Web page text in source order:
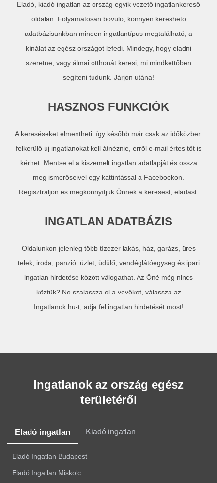
Eladó, kiadó ingatlan az ország egyik vezető ingatlankereső
oldalán. Folyamatosan bővülő, könnyen kereshető
adatbázisunkban minden ingatlantípus megtalálható, a
kínálat az egész országot lefedi. Mindegy, hogy eladni
szeretne, vagy álmai otthonát keresi, mi mindkettőben
segíteni tudunk. Járjon utána!
HASZNOS FUNKCIÓK
A kereséseket elmentheti, így később már csak az időközben
felkerülő új ingatlanokat kell átnéznie, errõl e-mail értesítőt is
kérhet. Mentse el a kiszemelt ingatlan adatlapját és ossza
meg ismerőseivel egy kattintással a Facebookon.
Regisztráljon és megkönnyítjük Önnek a keresést, eladást.
INGATLAN ADATBÁZIS
Oldalunkon jelenleg több tízezer lakás, ház, garázs, üres
telek, iroda, panzió, üzlet, üdülő, vendéglátóegység és ipari
ingatlan hirdetése között válogathat. Az Öné még nincs
köztük? Ne szalassza el a vevőket, válassza az
Ingatlanok.hu-t, adja fel ingatlan hirdetését most!
Ingatlanok az ország egész
területéről
Eladó ingatlan Kiadó ingatlan
Eladó Ingatlan Budapest
Eladó Ingatlan Miskolc